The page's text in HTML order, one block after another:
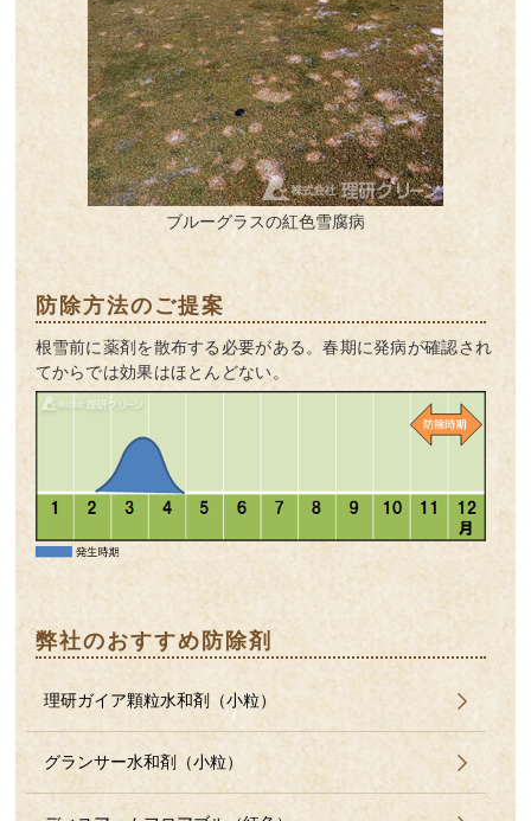
ブルーグラスの紅色雪腐病
防除方法のご提案
根雪前に薬剤を散布する必要がある。春期に発病が確認され
てからでは効果はほとんどない。
弊社のおすすめ防除剤
理研ガイア顆粒水和剤（小粒）
グランサー水和剤（小粒）